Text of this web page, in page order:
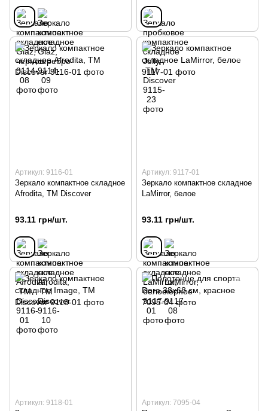
Артикул: 9116-01
Зеркало компактное складное
Afrodita, TM Discover
93.11 грн/шт.
Артикул: 9117-01
Зеркало компактное складное
LaMirror, белое
93.11 грн/шт.
Артикул: 9118-01 Артикул: 7095-04